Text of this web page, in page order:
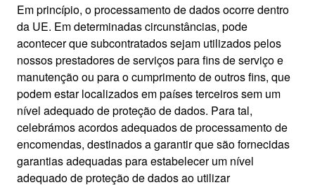
Em princípio, o processamento de dados ocorre dentro
da UE. Em determinadas circunstâncias, pode
acontecer que subcontratados sejam utilizados pelos
nossos prestadores de serviços para fins de serviço e
manutenção ou para o cumprimento de outros fins, que
podem estar localizados em países terceiros sem um
nível adequado de proteção de dados. Para tal,
celebrámos acordos adequados de processamento de
encomendas, destinados a garantir que são fornecidas
garantias adequadas para estabelecer um nível
adequado de proteção de dados ao utilizar